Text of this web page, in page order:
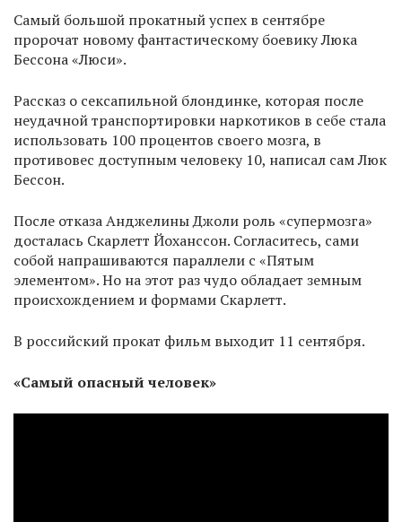
Самый большой прокатный успех в сентябре
пророчат новому фантастическому боевику Люка
Бессона «Люси».
Рассказ о сексапильной блондинке, которая после
неудачной транспортировки наркотиков в себе стала
использовать 100 процентов своего мозга, в
противовес доступным человеку 10, написал сам Люк
Бессон.
После отказа Анджелины Джоли роль «супермозга»
досталась Скарлетт Йоханссон. Согласитесь, сами
собой напрашиваются параллели с «Пятым
элементом». Но на этот раз чудо обладает земным
происхождением и формами Скарлетт.
В российский прокат фильм выходит 11 сентября.
«Самый опасный человек»